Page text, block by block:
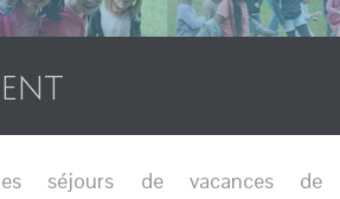
des séjours de vacances de